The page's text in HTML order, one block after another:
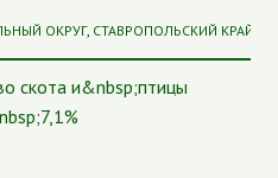
ОКРУГ, СТАВРОПОЛЬСКИЙ КРАЙ